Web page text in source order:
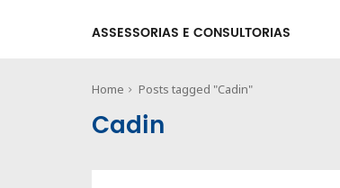
ASSESSORIAS E CONSULTORIAS
Home Posts tagged "Cadin"
Cadin